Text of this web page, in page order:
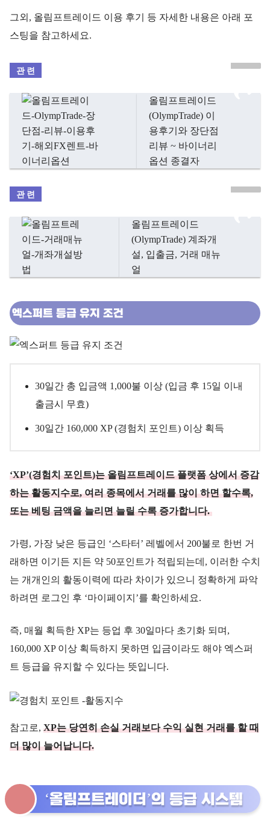
그외, 올림프트레이드 이용 후기 등 자세한 내용은 아래 포
스팅을 참고하세요.
올림프트레이드
(OlympTrade) 이
용후기와 장단점
리뷰 ~ 바이너리
옵션 종결자
올림프트레이드
(OlympTrade) 계좌개
설, 입출금, 거래 매뉴
얼
엑스퍼트 등급 유지 조건
30일간 총 입금액 1,000불 이상 (입금 후 15일 이내
출금시 무효)
30일간 160,000 XP (경험치 포인트) 이상 획득
‘XP’(경험치 포인트)는 올림프트레이드 플랫폼 상에서 증감
하는 활동지수로, 여러 종목에서 거래를 많이 하면 할수록,
또는 베팅 금액을 늘리면 늘릴 수록 증가합니다.
가령, 가장 낮은 등급인 ‘스타터’ 레벨에서 200불로 한번 거
래하면 이기든 지든 약 50포인트가 적립되는데, 이러한 수치
는 개개인의 활동이력에 따라 차이가 있으니 정확하게 파악
하려면 로그인 후 ‘마이페이지’를 확인하세요.
즉, 매월 획득한 XP는 등업 후 30일마다 초기화 되며,
160,000 XP 이상 획득하지 못하면 입금이라도 해야 엑스퍼
트 등급을 유지할 수 있다는 뜻입니다.
참고로, XP는 당연히 손실 거래보다 수익 실현 거래를 할 때
더 많이 늘어납니다.
‘올림프트레이더’의 등급 시스템